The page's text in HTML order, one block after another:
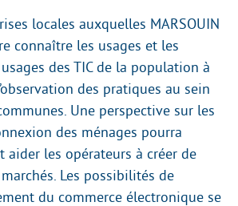
locales auxquelles MARSOUIN
connaître les usages et les
des TIC de la population à
des pratiques au sein
Une perspective sur les
des ménages pourra
aider les opérateurs à créer de
Les possibilités de
du commerce électronique se